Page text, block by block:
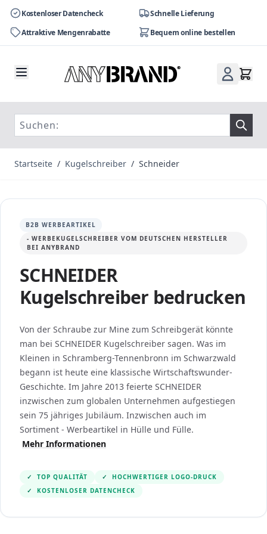
Kostenloser Datencheck
Schnelle Lieferung
Attraktive Mengenrabatte
Bequem online bestellen
Startseite / Kugelschreiber / Schneider
B2B WERBEARTIKEL
- WERBEKUGELSCHREIBER VOM DEUTSCHEN HERSTELLER
BEI ANYBRAND
SCHNEIDER
Kugelschreiber bedrucken
Von der Schraube zur Mine zum Schreibgerät könnte
man bei SCHNEIDER Kugelschreiber sagen. Was im
Kleinen in Schramberg-Tennenbronn im Schwarzwald
begann ist heute eine klassische Wirtschaftswunder-
Geschichte. Im Jahre 2013 feierte SCHNEIDER
inzwischen zum globalen Unternehmen aufgestiegen
sein 75 jähriges Jubiläum. Inzwischen auch im
Sortiment - Werbeartikel in Hülle und Fülle.
Mehr Informationen
✓ TOP QUALITÄT ✓
HOCHWERTIGER LOGO-DRUCK
✓
KOSTENLOSER DATENCHECK